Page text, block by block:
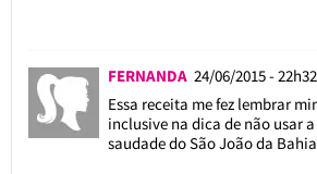
FERNANDA 24/06/2015 - 22h32
Essa receita me fez lembrar
inclusive na dica de não usar
saudade do São João da